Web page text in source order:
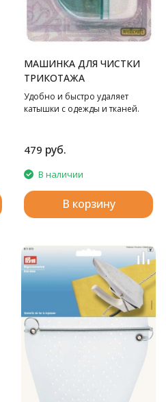
МАШИНКА ДЛЯ ЧИСТКИ
ТРИКОТАЖА
Удобно и быстро удаляет
катышки с одежды и тканей.
479 руб.
В наличии
В корзину